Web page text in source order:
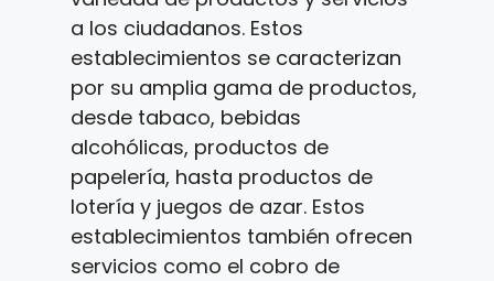
a los ciudadanos. Estos
establecimientos se caracterizan
por su amplia gama de productos,
desde tabaco, bebidas
alcohólicas, productos de
papelería, hasta productos de
lotería y juegos de azar. Estos
establecimientos también ofrecen
servicios como el cobro de